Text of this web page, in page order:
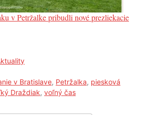
v Petržalke pribudli nové prezliekacie
v Bratislave, Petržalka, piesková
Draždiak, voľný čas